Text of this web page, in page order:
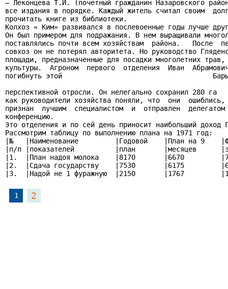
– Леконцева Т.И. (почетный гражданин Назаровского
все издания в порядке. Каждый житель считал своим
прочитать книге из библиотеки.
Колхоз « Ким» развивался в послевоенные годы лучше
Он был примером для подражания. В нем выращивали
поставлялись почти всем хозяйствам  района.   После
совхоз он не потерял авторитета. Но руководство
площади, предназначенные для посадки многолетних
культуры.  Агроном  первого  отделения  Иван
погибнуть этой
перспективной отросли. Он нелегально сохранил 280 га
как руководители хозяйства поняли, что  они
признан  лучшим  специалистом  и  отправлен
конференцию.
Это отделения и по сей день приносит наибольший доход
Рассмотрим таблицу по выполнению плана на 1971 год:
|№   |Наименование         |Годовой    |План на 9
|п/п |показателей          |план       |месяцев
|1.  |План надоя молока    |8170       |6670
|2.  |Сдача государству    |7530       |6175
|3.  |Надой не 1 фуражную  |2150
1 2